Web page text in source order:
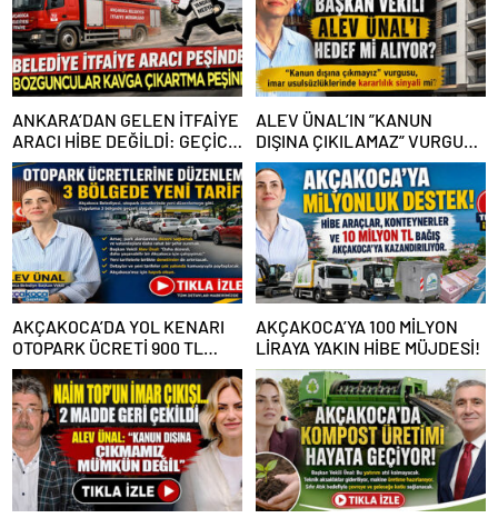
ANKARA’DAN GELEN İTFAİYE
ARACI HİBE DEĞİLDİ: GEÇİCİ
GÖREVLENDİRME SONA ERDİ
ALEV ÜNAL’IN ”KANUN
DIŞINA ÇIKILAMAZ” VURGUSU
KİMLERİN CANINI SIKTI?
AKÇAKOCA’DA YOL KENARI
OTOPARK ÜCRETİ 900 TL
OLDU
AKÇAKOCA’YA 100 MİLYON
LİRAYA YAKIN HİBE MÜJDESİ!